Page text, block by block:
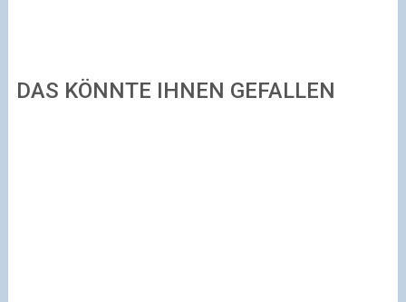
DAS KÖNNTE IHNEN GEFALLEN